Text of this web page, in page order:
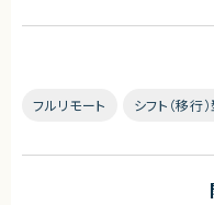
フルリモート シフト（移行